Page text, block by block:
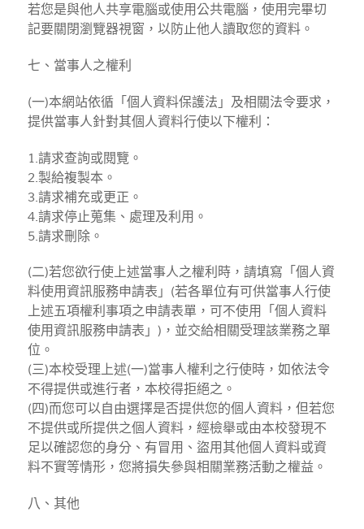
若您是與他人共享電腦或使用公共電腦，使用完畢切
記要關閉瀏覽器視窗，以防止他人讀取您的資料。
七、當事人之權利
(一)本網站依循「個人資料保護法」及相關法令要求，
提供當事人針對其個人資料行使以下權利：
1.請求查詢或閱覽。
2.製給複製本。
3.請求補充或更正。
4.請求停止蒐集、處理及利用。
5.請求刪除。
(二)若您欲行使上述當事人之權利時，請填寫「個人資
料使用資訊服務申請表」(若各單位有可供當事人行使
上述五項權利事項之申請表單，可不使用「個人資料
使用資訊服務申請表」)，並交給相關受理該業務之單
位。
(三)本校受理上述(一)當事人權利之行使時，如依法令
不得提供或進行者，本校得拒絕之。
(四)而您可以自由選擇是否提供您的個人資料，但若您
不提供或所提供之個人資料，經檢舉或由本校發現不
足以確認您的身分、有冒用、盜用其他個人資料或資
料不實等情形，您將損失參與相關業務活動之權益。
八、其他